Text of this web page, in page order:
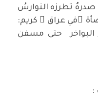
صدرهُ تطرزه النوارسُ
ٌفي عراق ٍ كريم:
البواخر حتى مسفن
: